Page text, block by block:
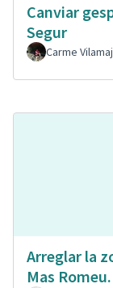
Canviar
Segur
Carme
Arreglar la
Mas Romeu.